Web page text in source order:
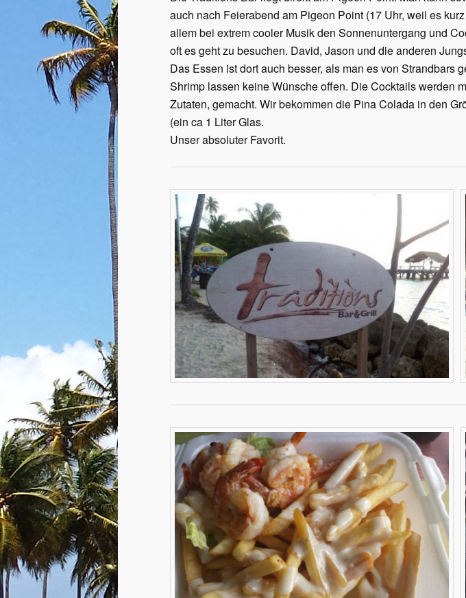
auch nach Feierabend am Pigeon Point (17 Uhr, weil es
allem bei extrem cooler Musik den Sonnenuntergang und
oft es geht zu besuchen. David, Jason und die anderen
Das Essen ist dort auch besser, als man es von Strandbars
Shrimp lassen keine Wünsche offen. Die Cocktails werden
Zutaten, gemacht. Wir bekommen die Pina Colada in den
(ein ca 1 Liter Glas.
Unser absoluter Favorit.